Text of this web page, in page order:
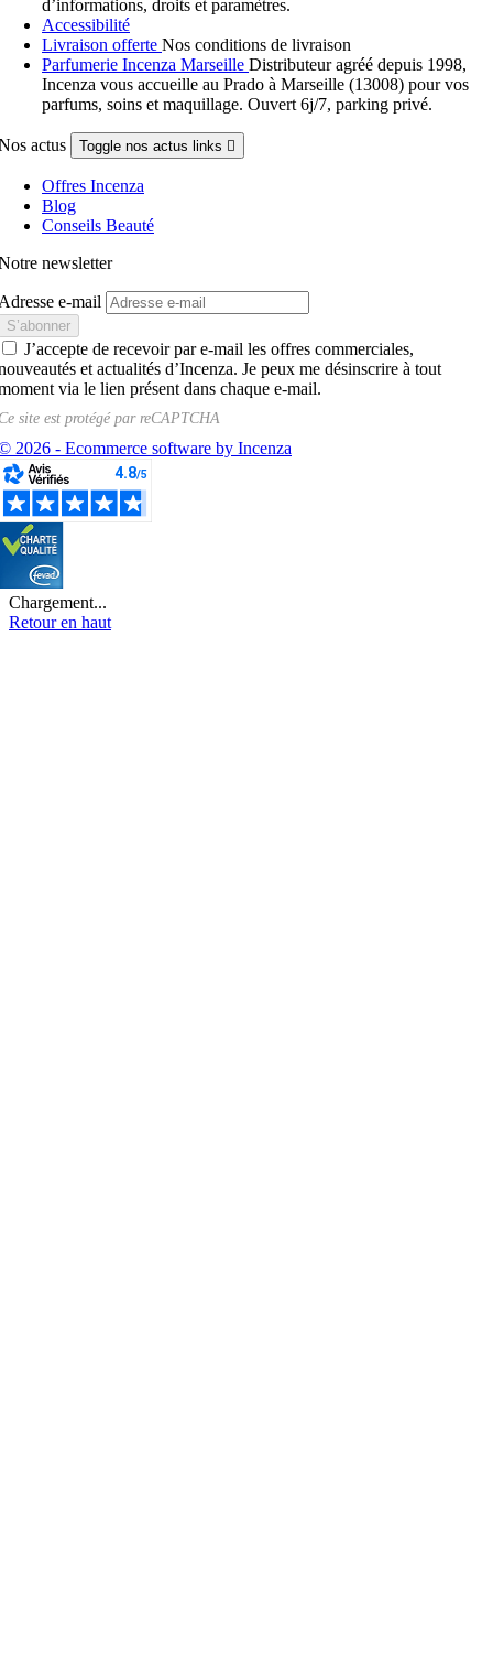
d’informations, droits et paramètres.
Accessibilité
Livraison offerte Nos conditions de livraison
Parfumerie Incenza Marseille Distributeur agréé depuis 1998,
Incenza vous accueille au Prado à Marseille (13008) pour vos
parfums, soins et maquillage. Ouvert 6j/7, parking privé.
actus Toggle nos actus links 
Offres Incenza
Blog
Conseils Beauté
newsletter
e-mail
J’accepte de recevoir par e-mail les offres commerciales,
et actualités d’Incenza. Je peux me désinscrire à tout
via le lien présent dans chaque e-mail.
site est protégé parreCAPTCHA
2026 - Ecommerce software by Incenza
Chargement...
Retour en haut